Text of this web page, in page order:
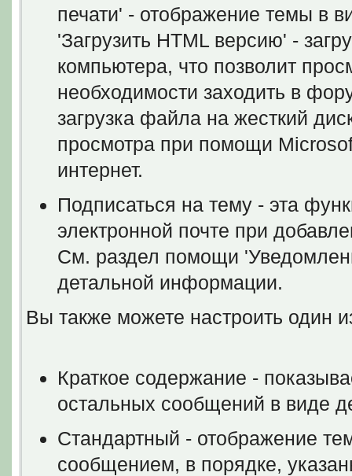
печати' - отображение темы в
'Загрузить HTML версию' -
компьютера, что позволит
необходимости заходить в
загрузка файла на жесткий
просмотра при помощи
интернет.
Подписаться на тему - эта
электронной почте при
См. раздел помощи
детальной информации.
Вы также можете настроить один
Краткое содержание -
остальных сообщений в виде
Стандартный - отображение
сообщением, в порядке,